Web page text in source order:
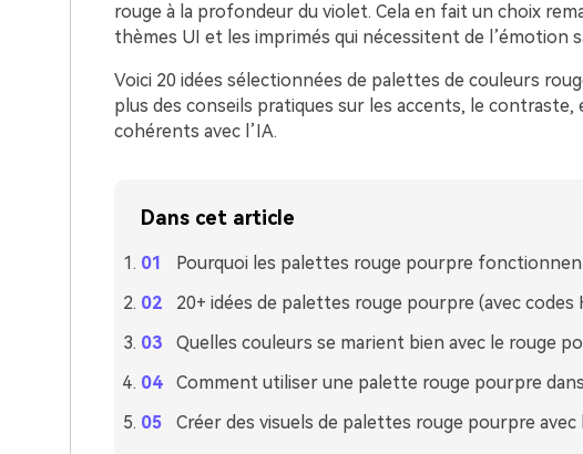
rouge à la profondeur du violet. Cela en fait un choix
thèmes UI et les imprimés qui nécessitent de l’émotion
Voici 20 idées sélectionnées de palettes de couleurs
plus des conseils pratiques sur les accents, le
cohérents avec l’IA.
Dans cet article
Pourquoi les palettes rouge pourpre
20+ idées de palettes rouge pourpre (avec codes
Quelles couleurs se marient bien avec le rouge
Comment utiliser une palette rouge pourpre
Créer des visuels de palettes rouge pourpre avec